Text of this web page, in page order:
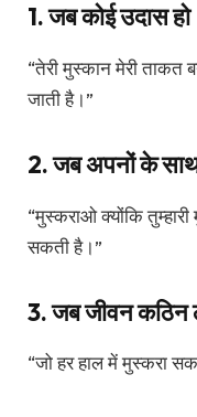
1. जब कोई उदास हो
“तेरी मुस्कान मेरी ताकत
जाती है।”
2. जब अपनों के साथ
“मुस्कराओ क्योंकि
सकती है।”
3. जब जीवन कठिन
“जो हर हाल में मुस्करा